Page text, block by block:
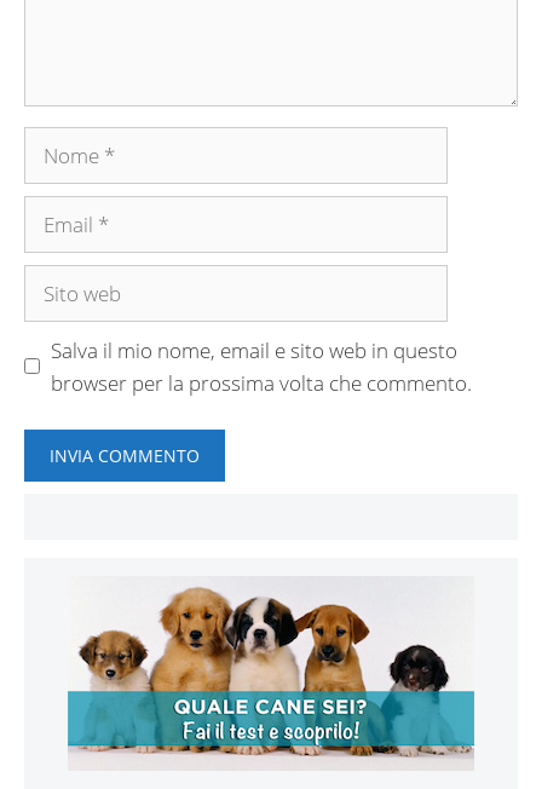
Nome
Email
Sito
Salva il mio nome, email e sito web in questo
browser per la prossima volta che commento.